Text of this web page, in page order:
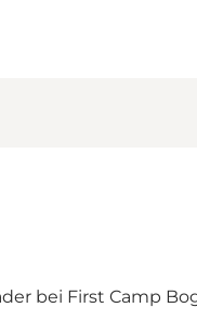
bei First Camp